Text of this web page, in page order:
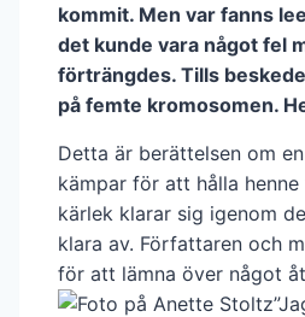
kommit. Men var fanns
det kunde vara något fel
förträngdes. Tills
på femte kromosomen.
Detta är berättelsen om
kämpar för att hålla
kärlek klarar sig igenom
klara av. Författaren och
för att lämna över något